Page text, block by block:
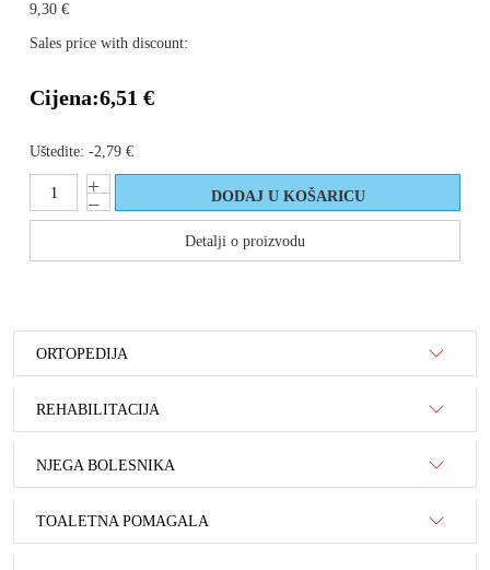
9,30 €
Sales price with discount:
Cijena:6,51 €
Uštedite: -2,79 €
Detalji o proizvodu
ORTOPEDIJA
REHABILITACIJA
NJEGA BOLESNIKA
TOALETNA POMAGALA